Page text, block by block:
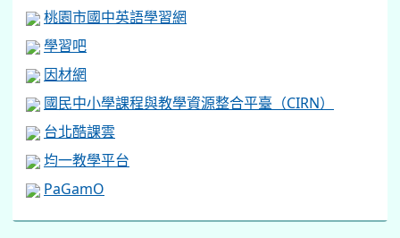
桃園市國中英語學習網
學習吧
因材網
國民中小學課程與教學資源整合平臺（CIRN）
台北酷課雲
均一教學平台
PaGamO